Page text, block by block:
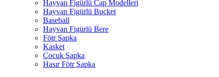
Hayvan Figürlü Cap Modelleri
Hayvan Figürlü Bucket
Baseball
Hayvan Figürlü Bere
Fötr Şapka
Kasket
Çocuk Şapka
Hasır Fötr Şapka